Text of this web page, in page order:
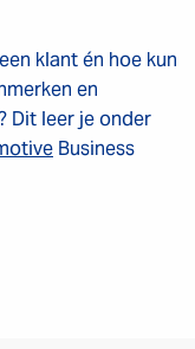
klant én hoe kun
en
Dit leer je onder
Business